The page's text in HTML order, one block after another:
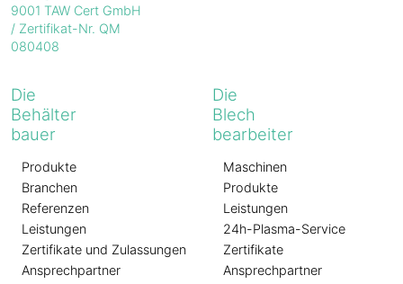
Die
Behälter
bauer
Produkte
Branchen
Referenzen
Leistungen
Zertifikate und Zulassungen
Ansprechpartner
Die
Blech
bearbeiter
Maschinen
Produkte
Leistungen
24h-Plasma-Service
Zertifikate
Ansprechpartner